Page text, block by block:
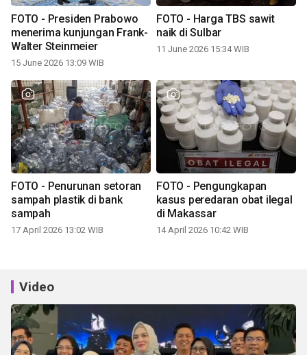
FOTO - Presiden Prabowo
menerima kunjungan Frank-
Walter Steinmeier
15 June 2026 13:09 WIB
FOTO - Harga TBS sawit
naik di Sulbar
11 June 2026 15:34 WIB
FOTO - Penurunan setoran
sampah plastik di bank
sampah
17 April 2026 13:02 WIB
FOTO - Pengungkapan
kasus peredaran obat ilegal
di Makassar
14 April 2026 10:42 WIB
Video